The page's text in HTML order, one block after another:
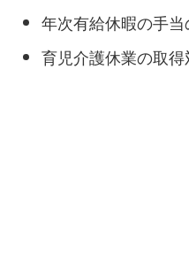
年次有給休暇の手
育児介護休業の取